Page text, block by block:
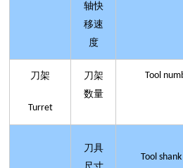
轴快
移速
度
刀架
Turret
刀架
数量
Tool
刀具
Tool